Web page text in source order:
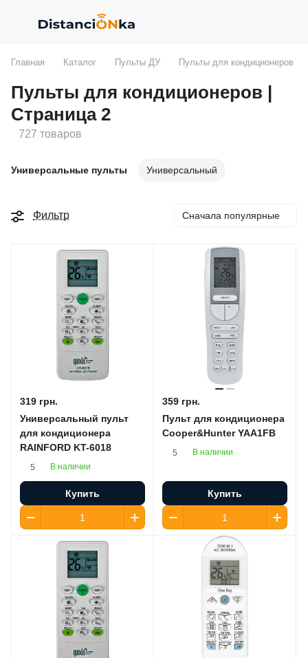
Главная Каталог Пульты ДУ Пульты для кондиционеров
Пульты для кондиционеров |
Страница 2
727 товаров
Универсальные пульты Универсальный
Фильтр Сначала популярные
319 грн.
Универсальный пульт
для кондиционера
RAINFORD KT-6018
5 В наличии
Купить
359 грн.
Пульт для кондиционера
Cooper&Hunter YAA1FB
5 В наличии
Купить